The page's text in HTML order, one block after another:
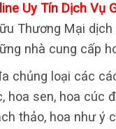
Uy Tín Dịch Vụ
Thương Mại
nhà cung cấp
chủng loại các
hoa sen, hoa cúc
thảo, hoa như ý